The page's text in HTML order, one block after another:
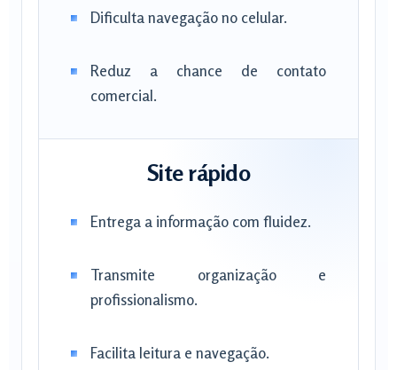
Dificulta navegação no celular.
Reduz a chance de contato
comercial.
Site rápido
Entrega a informação com fluidez.
Transmite organização e
profissionalismo.
Facilita leitura e navegação.